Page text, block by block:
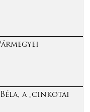
a „cinkotai